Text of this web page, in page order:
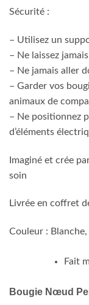
Sécurité :
– Utilisez un
– Ne laissez
– Ne jamais aller
– Garder vos
animaux de
– Ne positionnez
d’éléments
Imaginé et crée
soin
Livrée en coffret
Couleur :
Fait
Bougie Nœud